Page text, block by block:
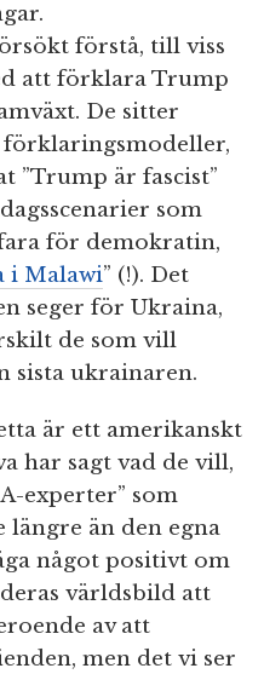
förstå, till viss
att förklara Trump
De sitter
”Trump är fascist”
som
för demokratin,
i Malawi” (!). Det
seger för Ukraina,
de som vill
sista ukrainaren.
är ett amerikanskt
har sagt vad de vill,
experter” som
längre än den egna
något positivt om
världsbild att
av att
men det vi ser